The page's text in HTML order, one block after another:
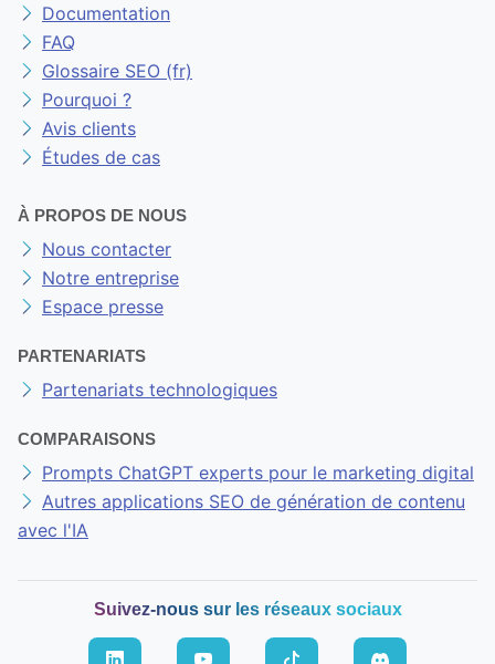
Documentation
FAQ
Glossaire SEO (fr)
Pourquoi ?
Avis clients
Études de cas
À PROPOS DE NOUS
Nous contacter
Notre entreprise
Espace presse
PARTENARIATS
Partenariats technologiques
COMPARAISONS
Prompts ChatGPT experts pour le marketing digital
Autres applications SEO de génération de contenu
avec l'IA
Suivez-nous sur les réseaux sociaux